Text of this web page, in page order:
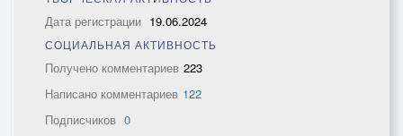
Дата регистрации 19.06.2024
СОЦИАЛЬНАЯ АКТИВНОСТЬ
Получено комментариев 223
Написано комментариев 122
Подписчиков 0